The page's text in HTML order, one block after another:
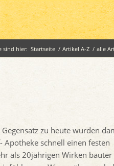
sind hier: Startseite / Artikel A-Z / alle
zu heute wurden
schnell einen festen
als 20jährigen Wirken bauter